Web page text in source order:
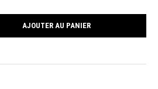
AJOUTER AU PANIER